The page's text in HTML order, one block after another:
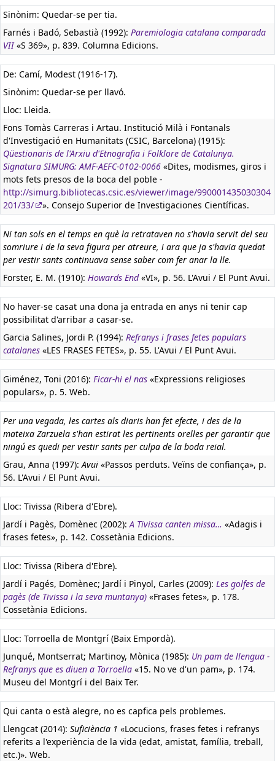
Sinònim: Quedar-se per tia.
Farnés i Badó, Sebastià (1992): Paremiologia catalana comparada
VII«S 369», p. 839. Columna Edicions.
De: Camí, Modest (1916-17).
Sinònim: Quedar-se per llavó.
Lloc: Lleida.
Fons Tomàs Carreras i Artau. Institució Milà i Fontanals
d'Investigació en Humanitats (CSIC, Barcelona) (1915):
Qüestionaris de l'Arxiu d'Etnografia i Folklore de Catalunya.
Signatura SIMURG: AMF-AEFC-0102-0066 «Dites, modismes, giros i
mots fets presos de la boca del poble -
http://simurg.bibliotecas.csic.es/viewer/image/990001435030304
201/33/
». Consejo Superior de Investigaciones Científicas.
Ni tan sols en el temps en què la retrataven no s'havia servit del seu
somriure i de la seva figura per atreure, i ara que ja s'havia quedat
per vestir sants continuava sense saber com fer anar la lle.
Forster, E. M. (1910): Howards End«VI», p. 56. L'Avui / El Punt Avui.
No haver-se casat una dona ja entrada en anys ni tenir cap
possibilitat d'arribar a casar-se.
Garcia Salines, Jordi P. (1994): Refranys i frases fetes populars
catalanes «LES FRASES FETES», p. 55. L'Avui / El Punt Avui.
Giménez, Toni (2016): Ficar-hi el nas «Expressions religioses
populars», p. 5. Web.
Per una vegada, les cartes als diaris han fet efecte, i des de la
mateixa Zarzuela s'han estirat les pertinents orelles per garantir que
ningú es quedi per vestir sants per culpa de la boda reial.
Grau, Anna (1997):Avui «Passos perduts. Veïns de confiança», p.
56. L'Avui / El Punt Avui.
Lloc: Tivissa (Ribera d'Ebre).
Jardí i Pagès, Domènec (2002):A Tivissa canten missa… «Adagis i
frases fetes», p. 142. Cossetània Edicions.
Lloc: Tivissa (Ribera d'Ebre).
Jardí i Pagés, Domènec; Jardí i Pinyol, Carles (2009): Les golfes de
pagès (de Tivissa i la seva muntanya) «Frases fetes», p. 178.
Cossetània Edicions.
Lloc: Torroella de Montgrí (Baix Empordà).
Junqué, Montserrat; Martinoy, Mònica (1985): Un pam de llengua -
Refranys que es diuen a Torroella «15. No ve d'un pam», p. 174.
Museu del Montgrí i del Baix Ter.
Qui canta o està alegre, no es capfica pels problemes.
Llengcat (2014): Suficiència 1 «Locucions, frases fetes i refranys
referits a l'experiència de la vida (edat, amistat, família, treball,
etc.)». Web.